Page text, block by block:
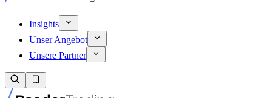
Insights
Unser Angebot
Unsere Partner